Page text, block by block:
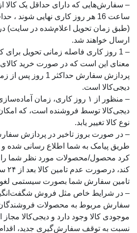
– سفارش‌هایی که دارای حداقل یک کالا از
(طبق زمان تحویل اعلام‌شده در سایت) در
ارسال خواهند شد.
– 1 روز کاری فاصله زمانی تحویل برای
معنای این است که در صورت خرید کالای
پردازش سفارش حداکثر 1
دیجی‌کالا است.
– منظور از ۱ روز کاری، زمان
دیجی‌کالا توسط فروشنده است، که امکان
نوع کالا تغییر یابد.
– در صورت بروز تاخیر در پردازش
طریق پیامک به شما اطلاع رسانی شده و
کند،
تامین سفارش شما بصورت سیستمی لغو
– در شرایط خاص مثل فروش
سفارش مربوط به محصولات فروشندگان به
موجودی کالا وجود دارد و دیجی‌کالا مجاز
نسبت به توقف سفارش‌‏گیری جدید،